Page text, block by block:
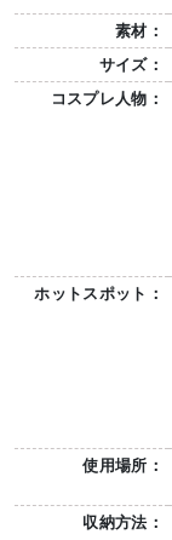
素材：
サイズ：
コスプレ人物：
ホットスポット：
使用場所：
収納方法：